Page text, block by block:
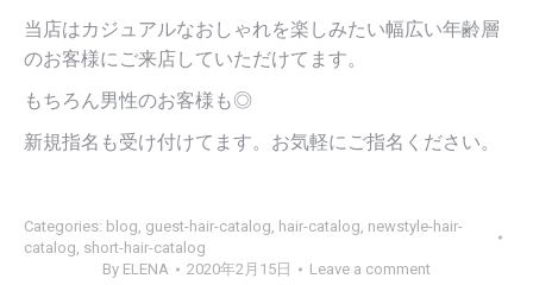
当店はカジュアルなおしゃれを楽しみたい幅広い年齢層
のお客様にご来店していただけてます。
もちろん男性のお客様も◎
新規指名も受け付けてます。お気軽にご指名ください。
Categories: blog guest-hair-catalog hair-catalog newstyle-hair-
catalog short-hair-catalog
By ELENA 2020年2月15日 Leave a comment